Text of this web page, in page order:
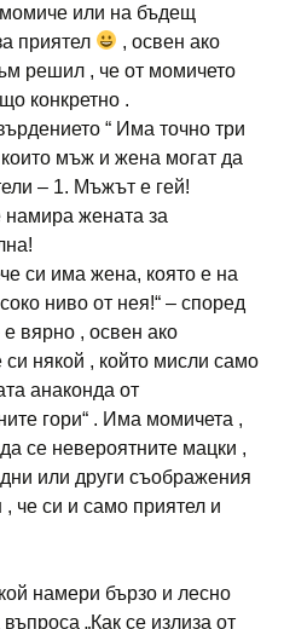
момиче или на бъдещ
приятел
, освен ако
решил , че от момичето
конкретно .
“ Има точно три
мъж и жена могат да
– 1. Мъжът е гей!
жената за
си има жена, която е на
ниво от нея!“ – според
вярно , освен ако
си някой , който мисли само
анаконда от
гори“ . Има момичета ,
се невероятните мацки ,
или други съображения
че си и само приятел и
намери бързо и лесно
„Как се излиза от